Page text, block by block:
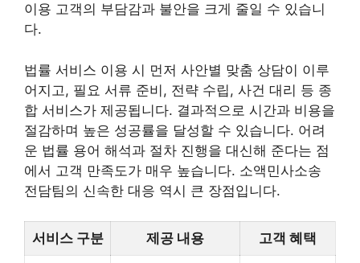
이용 고객의 부담감과 불안을 크게 줄일 수 있습니
다.
법률 서비스 이용 시 먼저 사안별 맞춤 상담이 이루
어지고, 필요 서류 준비, 전략 수립, 사건 대리 등 종
합 서비스가 제공됩니다. 결과적으로 시간과 비용을
절감하며 높은 성공률을 달성할 수 있습니다. 어려
운 법률 용어 해석과 절차 진행을 대신해 준다는 점
에서 고객 만족도가 매우 높습니다. 소액민사소송
전담팀의 신속한 대응 역시 큰 장점입니다.
서비스 구분 제공 내용 고객 혜택